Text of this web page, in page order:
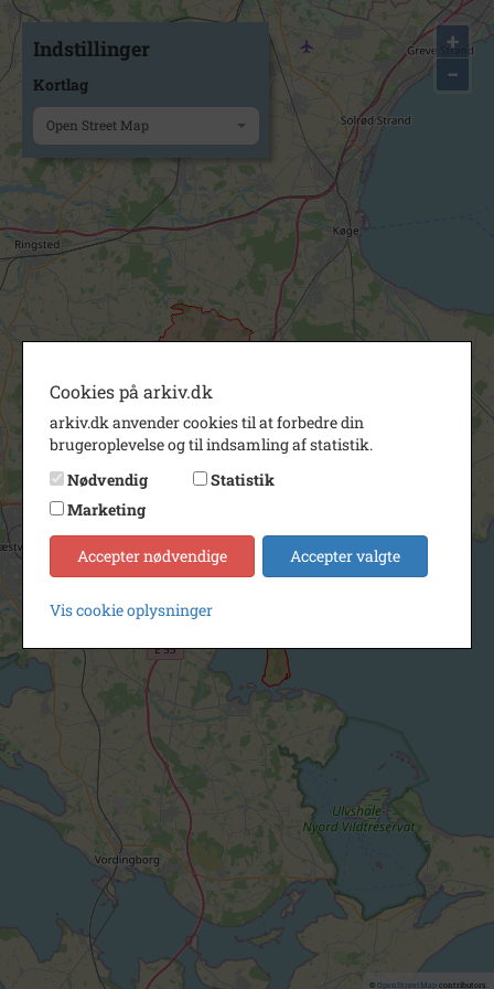
+
−
© OpenStreetMapcontributors.
Indstillinger
Kortlag
Open Street Map
Cookies på arkiv.dk
arkiv.dk anvender cookies til at forbedre din
brugeroplevelse og til indsamling af statistik.
Nødvendig
Statistik
Marketing
Accepter nødvendige Accepter valgte
Vis cookie oplysninger